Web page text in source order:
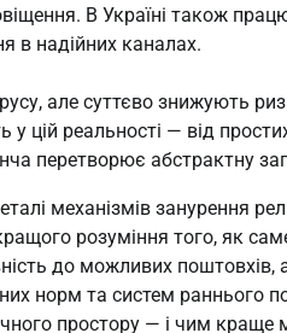
В Україні також
в надійних каналах.
але суттєво знижують
у цій реальності — від
перетворює абстрактну
механізмів занурення
розуміння того, як
до можливих поштовхів,
норм та систем раннього
простору — і чим краще